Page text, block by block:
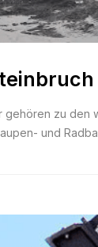
zu den
und